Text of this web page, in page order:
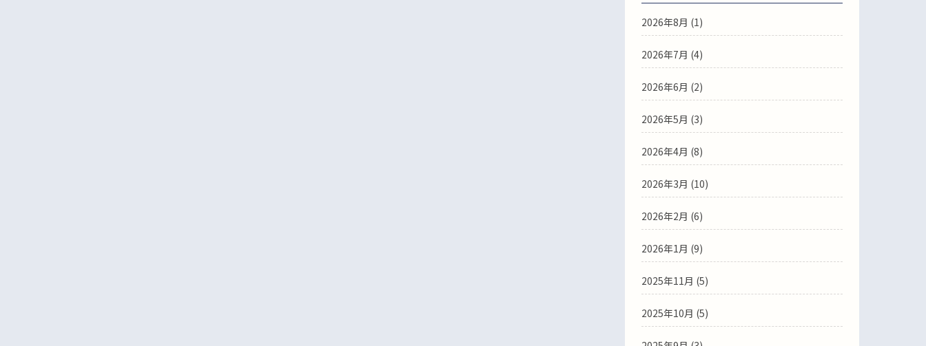
2026年8月 (1)
2026年7月 (4)
2026年6月 (2)
2026年5月 (3)
2026年4月 (8)
2026年3月 (10)
2026年2月 (6)
2026年1月 (9)
2025年11月 (5)
2025年10月 (5)